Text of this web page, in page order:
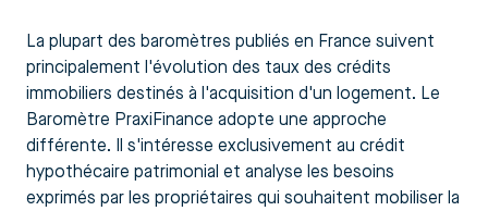
La plupart des baromètres publiés en France suivent
principalement l'évolution des taux des crédits
immobiliers destinés à l'acquisition d'un logement. Le
Baromètre PraxiFinance adopte une approche
différente. Il s'intéresse exclusivement au crédit
hypothécaire patrimonial et analyse les besoins
exprimés par les propriétaires qui souhaitent mobiliser la